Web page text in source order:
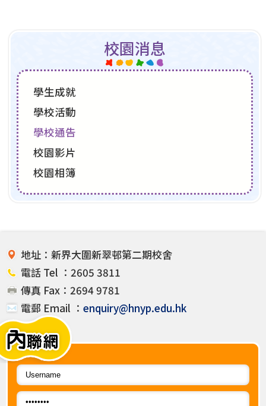
校園消息
學生成就
學校活動
學校通告
校園影片
校園相簿
地址：新界大圍新翠邨第二期校舍
電話 Tel ：2605 3811
傳真 Fax：2694 9781
電郵 Email ： enquiry@hnyp.edu.hk